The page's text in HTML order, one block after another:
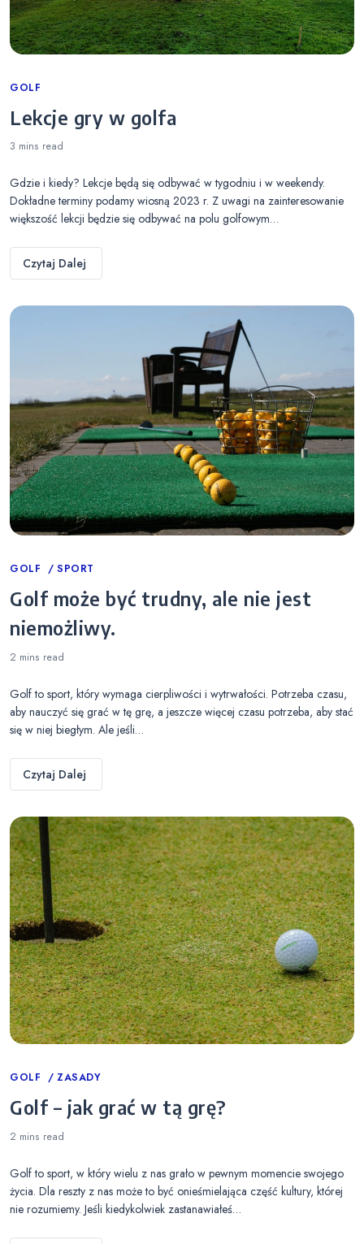
Categories
GOLF
Lekcje gry w golfa
3 mins read
Gdzie i kiedy? Lekcje będą się odbywać w tygodniu i w weekendy.
Dokładne terminy podamy wiosną 2023 r. Z uwagi na zainteresowanie
większość lekcji będzie się odbywać na polu golfowym…
Czytaj Dalej
Categories
GOLF SPORT
Golf może być trudny, ale nie jest
niemożliwy.
2 mins read
Golf to sport, który wymaga cierpliwości i wytrwałości. Potrzeba czasu,
aby nauczyć się grać w tę grę, a jeszcze więcej czasu potrzeba, aby stać
się w niej biegłym. Ale jeśli…
Czytaj Dalej
Categories
GOLF ZASADY
Golf – jak grać w tą grę?
2 mins read
Golf to sport, w który wielu z nas grało w pewnym momencie swojego
życia. Dla reszty z nas może to być onieśmielająca część kultury, której
nie rozumiemy. Jeśli kiedykolwiek zastanawiałeś…